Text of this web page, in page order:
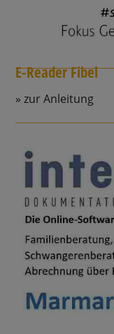
E-Reader Fibel
zur Anleitung